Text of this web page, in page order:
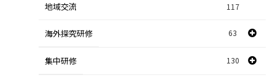
数学探究 2
社会探究 23
人文探究 9
地域交流 117
海外探究研修 63
探究研修 28
集中研修 130